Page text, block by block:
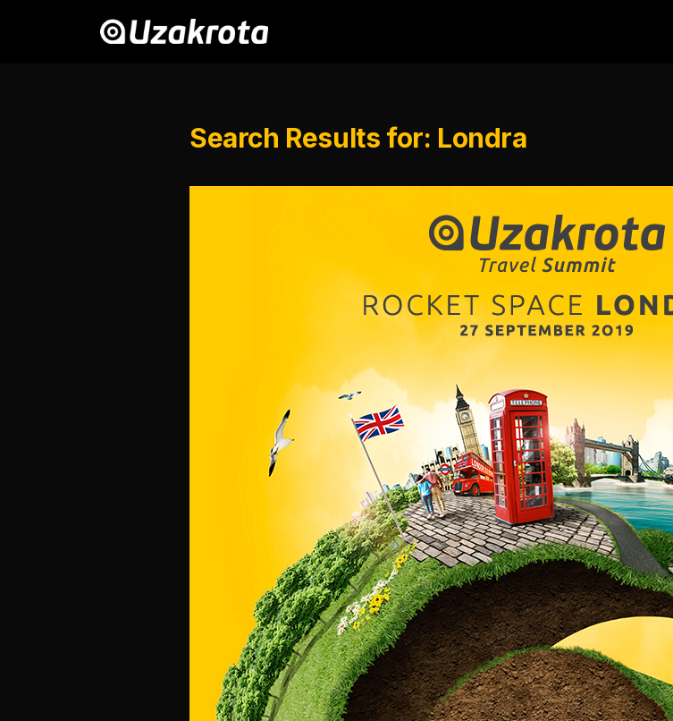
Search Results for: Londra